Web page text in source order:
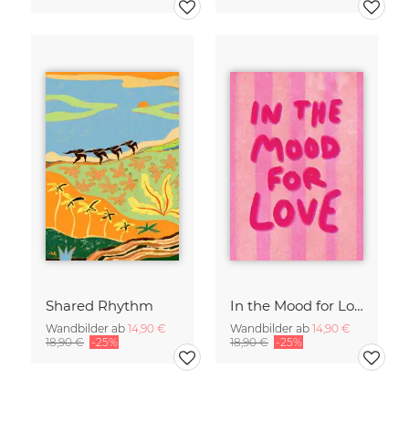
Shared Rhythm
Wandbilder ab 14,90 €
18,90 € -25%
In the Mood for Love - Handlettering
Wandbilder ab 14,90 €
18,90 € -25%